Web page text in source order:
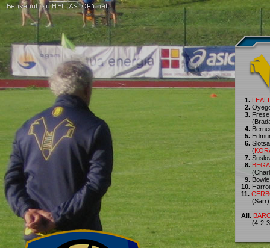
1. LEALI
2.
3. Frese
4.
5.
6.
(
7.
8. BEGA
9. Bowie
10.
11.
(Sarr)
All.
(4-2-